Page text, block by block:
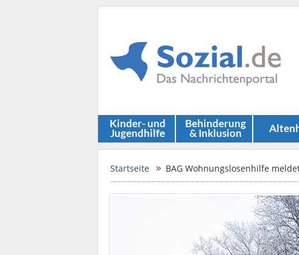
Kinder- und
Jugendhilfe
Behinderung
& Inklusion
Startseite BAG Wohnungslosenhilfe